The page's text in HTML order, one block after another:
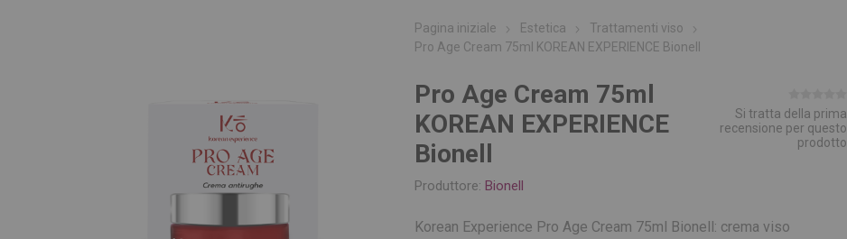
Pagina iniziale Estetica
Trattamenti viso
Pro Age Cream 75ml KOREAN EXPERIENCE Bionell
Pro Age Cream 75ml
KOREAN EXPERIENCE
Bionell
Produttore: Bionell
Si tratta della prima
recensione per questo
prodotto
Korean Experience Pro Age Cream 75ml Bionell: crema viso